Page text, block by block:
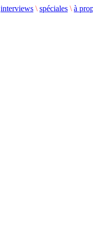
interviews \ spéciales \ à